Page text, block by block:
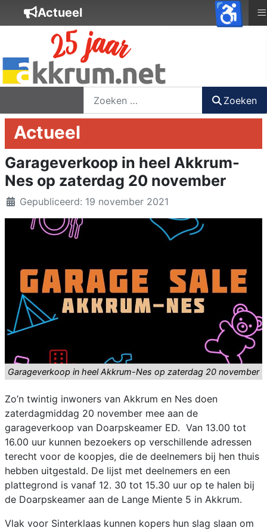
Zoeken
Actueel
Garageverkoop in heel Akkrum-
Nes op zaterdag 20 november
DetailsGepubliceerd: 19 november 2021
Garageverkoop in heel Akkrum-Nes op zaterdag 20 november
Zo’n twintig inwoners van Akkrum en Nes doen
zaterdagmiddag 20 november mee aan de
garageverkoop van Doarpskeamer ED. Van 13.00 tot
16.00 uur kunnen bezoekers op verschillende adressen
terecht voor de koopjes, die de deelnemers bij hen thuis
hebben uitgestald. De lijst met deelnemers en een
plattegrond is vanaf 12. 30 tot 15.30 uur op te halen bij
de Doarpskeamer aan de Lange Miente 5 in Akkrum.
Vlak voor Sinterklaas kunnen kopers hun slag slaan om
Actueel ≡
♿